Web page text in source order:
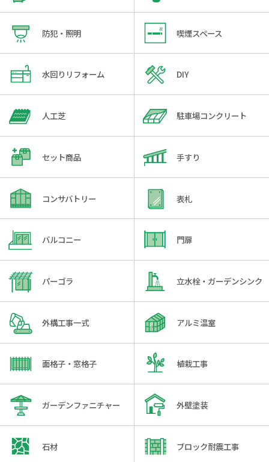
防犯・照明 喫煙スペース
水回りリフォーム DIY
人工芝 駐車場コンクリート
セット商品 手すり
コンサバトリー 表札
バルコニー 門扉
パーゴラ 立水栓・ガーデンシンク
外構工事一式 アルミ温室
面格子・窓格子 植栽工事
ガーデンファニチャー 外壁塗装
石材 ブロック耐震工事